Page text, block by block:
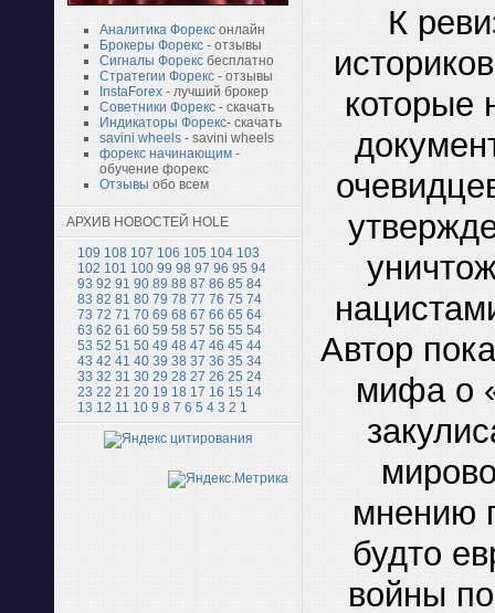
Аналитика Форекс онлайн
Брокеры Форекс - отзывы
Сигналы Форекс бесплатно
Стратегии Форекс - отзывы
InstaForex - лучший брокер
Советники Форекс - скачать
Индикаторы Форекс- скачать
savini wheels - savini wheels
форекс начинающим -
обучение форекс
Отзывы обо всем
АРХИВ НОВОСТЕЙ HOLE
109 108 107 106 105 104 103
102 101 100 99 98 97 96 95 94
93 92 91 90 89 88 87 86 85 84
83 82 81 80 79 78 77 76 75 74
73 72 71 70 69 68 67 66 65 64
63 62 61 60 59 58 57 56 55 54
53 52 51 50 49 48 47 46 45 44
43 42 41 40 39 38 37 36 35 34
33 32 31 30 29 28 27 26 25 24
23 22 21 20 19 18 17 16 15 14
13 12 11 10 9 8 7 6 5 4 3 2 1
К
которые
Автор
мифа о
мнению
будто
войны